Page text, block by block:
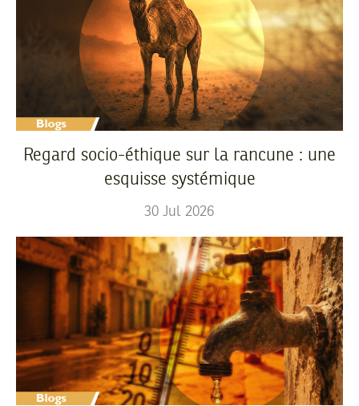
Regard socio-éthique sur la rancune : une
esquisse systémique
30 Jul 2026